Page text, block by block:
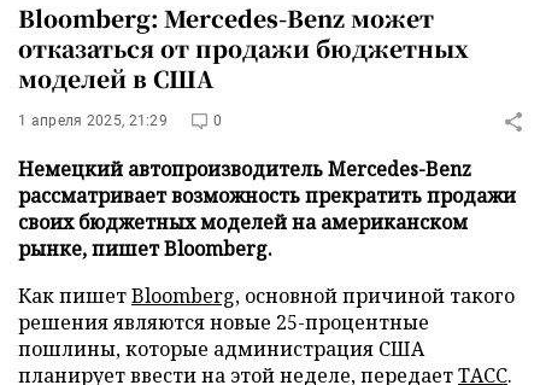
Bloomberg: Mercedes-Benz может
отказаться от продажи бюджетных
моделей в США
1 апреля 2025, 21:29 0
Немецкий автопроизводитель Mercedes-Benz
рассматривает возможность прекратить продажи
своих бюджетных моделей на американском
рынке, пишет Bloomberg.
Как пишетBloomberg, основной причиной такого
решения являются новые 25-процентные
пошлины, которые администрация США
планирует ввести на этой неделе, передаетТАСС.